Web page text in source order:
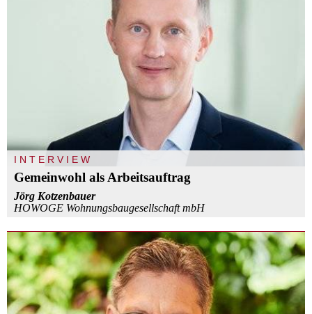
INTERVIEW
Gemeinwohl als Arbeitsauftrag
Jörg Kotzenbauer
HOWOGE Wohnungsbaugesellschaft mbH